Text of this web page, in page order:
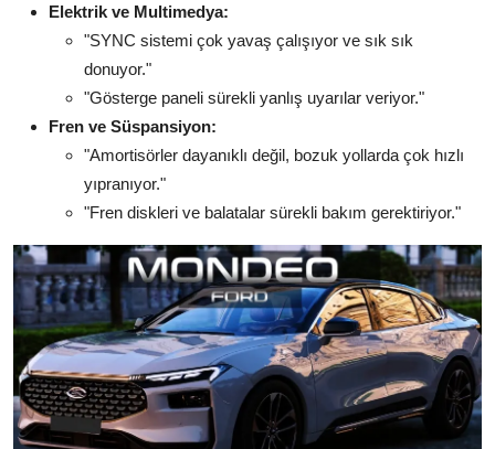
Elektrik ve Multimedya:
"SYNC sistemi çok yavaş çalışıyor ve sık sık
donuyor."
"Gösterge paneli sürekli yanlış uyarılar veriyor."
Fren ve Süspansiyon:
"Amortisörler dayanıklı değil, bozuk yollarda çok hızlı
yıpranıyor."
"Fren diskleri ve balatalar sürekli bakım gerektiriyor."